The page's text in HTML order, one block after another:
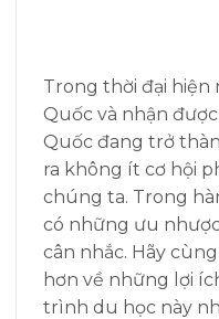
Trong thời đại hiện
Quốc và nhận
Quốc đang trở
ra không ít cơ hội
chúng ta. Trong
có những ưu
cân nhắc. Hãy
hơn về những lợi
trình du học này